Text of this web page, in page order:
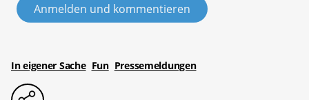
Anmelden und kommentieren
In eigener Sache Fun Pressemeldungen